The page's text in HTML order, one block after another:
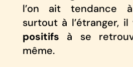
l’on ait tendance
surtout à l’étranger,
positifs à se
même.